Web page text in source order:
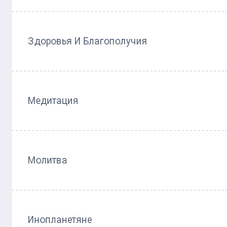
Здоровья И Благополучия
Медитация
Молитва
Инопланетяне